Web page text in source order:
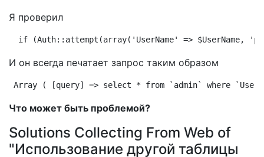
Я проверил
if (Auth::attempt(array('UserName' => $UserName,
И он всегда печатает запрос таким образом
Array ( [query] => select * from `admin` where
Что может быть проблемой?
Solutions Collecting From Web of
"Использование другой таблицы